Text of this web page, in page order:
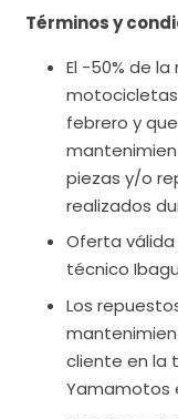
Términos y
El -50% de
motocicletas
febrero y
piezas y/o
realizados
Oferta válida
técnico
Los
cliente en la
Yamamotos